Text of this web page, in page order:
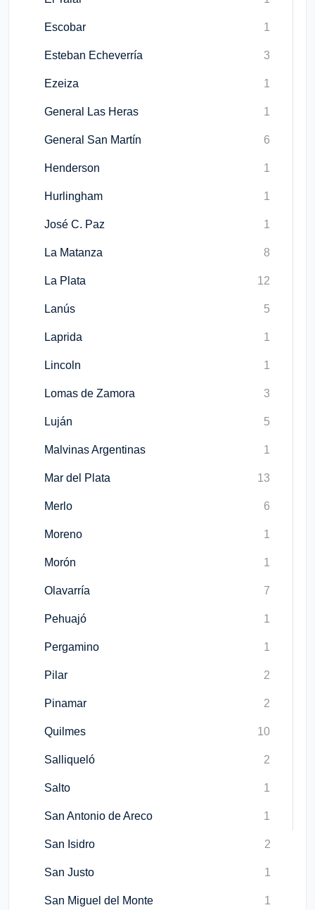
Escobar 1
Esteban Echeverría 3
Ezeiza 1
General Las Heras 1
General San Martín 6
Henderson 1
Hurlingham 1
José C. Paz 1
La Matanza 8
La Plata 12
Lanús 5
Laprida 1
Lincoln 1
Lomas de Zamora 3
Luján 5
Malvinas Argentinas 1
Mar del Plata 13
Merlo 6
Moreno 1
Morón 1
Olavarría 7
Pehuajó 1
Pergamino 1
Pilar 2
Pinamar 2
Quilmes 10
Salliqueló 2
Salto 1
San Antonio de Areco 1
San Isidro 2
San Justo 1
San Miguel del Monte 1